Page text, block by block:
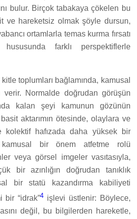
bulur. Birçok tabakaya çökelen bu
ve hareketsiz olmak şöyle dursun,
ortamlarla temas kurma fırsatı
farklı perspektiflerle
toplumları bağlamında, kamusal
Normalde doğrudan görüşün
kalan şeyi kamunun gözünün
aktarımın ötesinde, olaylara ve
kolektif hafızada daha yüksek bir
kamusal bir önem atfetme rolü
veya görsel imgeler vasıtasıyla,
bir azınlığın doğrudan tanıklık
bir statü kazandırma kabiliyeti
bir “idrak”4 işlevi üstlenir: Böylece,
değil, bu bilgilerden hareketle,